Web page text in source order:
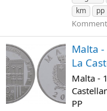
km
pp
Malta -
La
Malta -
PP